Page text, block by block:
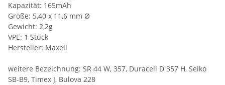
Kapazität: 165mAh
Größe: 5,40 x 11,6 mm Ø
Gewicht: 2,2g
VPE: 1 Stück
Hersteller: Maxell
weitere Bezeichnung: SR 44 W, 357, Duracell D 357 H, Seiko
SB-B9, Timex J, Bulova 228